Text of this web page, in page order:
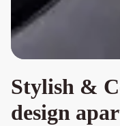
Stylish &
design